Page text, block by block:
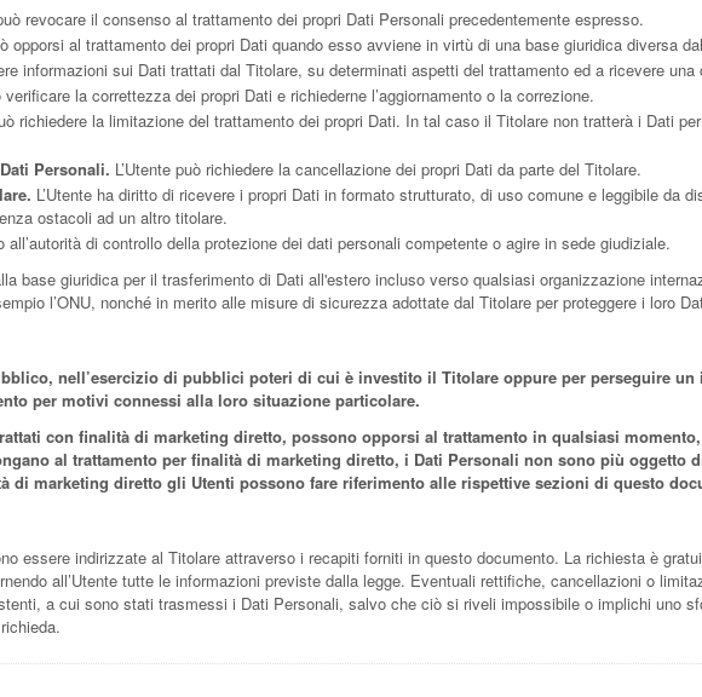
revocare il consenso al trattamento dei propri Dati Personali precedentemente espresso.
opporsi al trattamento dei propri Dati quando esso avviene in virtù di una base giuridica diversa
informazioni sui Dati trattati dal Titolare, su determinati aspetti del trattamento ed a ricevere
verificare la correttezza dei propri Dati e richiederne l’aggiornamento o la correzione.
richiedere la limitazione del trattamento dei propri Dati. In tal caso il Titolare non tratterà i Dati
Personali. L’Utente può richiedere la cancellazione dei propri Dati da parte del Titolare.
L’Utente ha diritto di ricevere i propri Dati in formato strutturato, di uso comune e leggibile da
ostacoli ad un altro titolare.
all’autorità di controllo della protezione dei dati personali competente o agire in sede giudiziale.
base giuridica per il trasferimento di Dati all'estero incluso verso qualsiasi organizzazione
l’ONU, nonché in merito alle misure di sicurezza adottate dal Titolare per proteggere i loro
nell’esercizio di pubblici poteri di cui è investito il Titolare oppure per perseguire
per motivi connessi alla loro situazione particolare.
con finalità di marketing diretto, possono opporsi al trattamento in qualsiasi
al trattamento per finalità di marketing diretto, i Dati Personali non sono più oggetto
di marketing diretto gli Utenti possono fare riferimento alle rispettive sezioni di questo
essere indirizzate al Titolare attraverso i recapiti forniti in questo documento. La richiesta è
all’Utente tutte le informazioni previste dalla legge. Eventuali rettifiche, cancellazioni o
a cui sono stati trasmessi i Dati Personali, salvo che ciò si riveli impossibile o implichi uno